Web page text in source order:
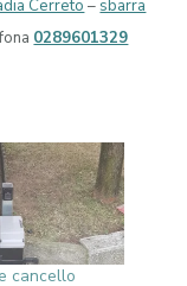
Cerreto – sbarra
0289601329
cancello